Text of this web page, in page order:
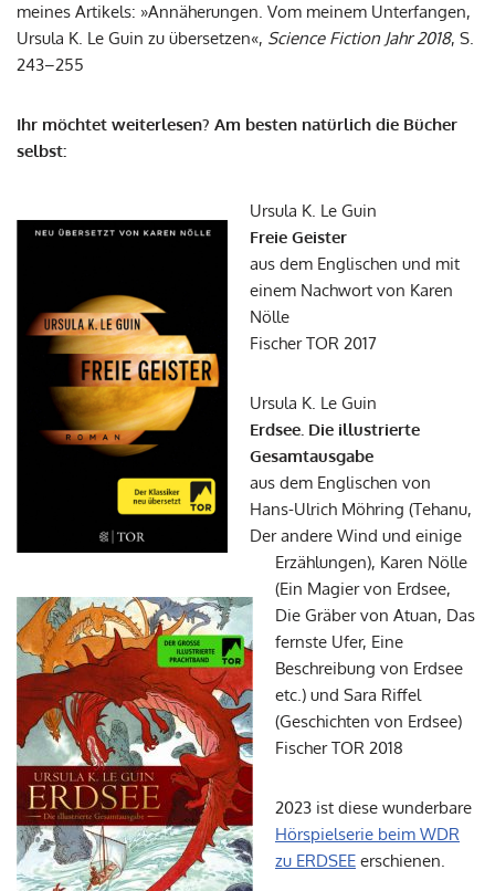
meines Artikels: »Annäherungen. Vom meinem Unterfangen,
Ursula K. Le Guin zu übersetzen«, Science Fiction Jahr 2018, S.
243–255
Ihr möchtet weiterlesen? Am besten natürlich die Bücher
selbst:
Ursula K. Le Guin
Freie Geister
aus dem Englischen und mit
einem Nachwort von Karen
Nölle
Fischer TOR 2017
Ursula K. Le Guin
Erdsee. Die illustrierte
Gesamtausgabe
aus dem Englischen von
Hans-Ulrich Möhring (Tehanu,
Der andere Wind und einige
Erzählungen), Karen Nölle
(Ein Magier von Erdsee,
Die Gräber von Atuan, Das
fernste Ufer, Eine
Beschreibung von Erdsee
etc.) und Sara Riffel
(Geschichten von Erdsee)
Fischer TOR 2018
2023 ist diese wunderbare
Hörspielserie beim WDR
zu ERDSEE erschienen.